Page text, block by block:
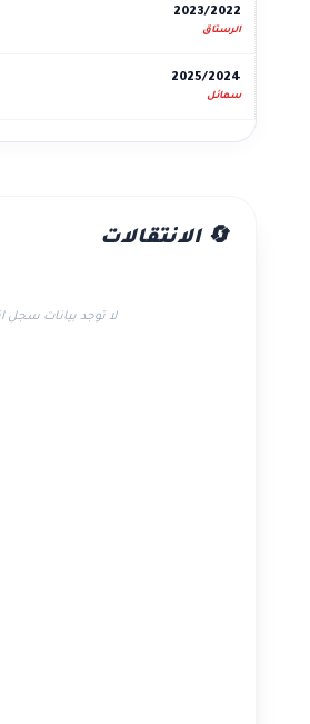
2023/2022
الرستاق
2025/2024
سمائل
🔄 الانتقالات
لا توجد بيانات سجل